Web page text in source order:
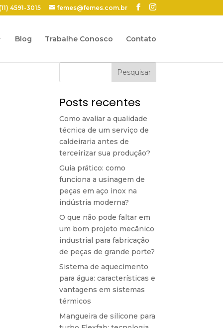
(11) 4591-3015 femes@femes.com.br
Blog Trabalhe Conosco Contato
Pesquisar
Posts recentes
Como avaliar a qualidade
técnica de um serviço de
caldeiraria antes de
terceirizar sua produção?
Guia prático: como
funciona a usinagem de
peças em aço inox na
indústria moderna?
O que não pode faltar em
um bom projeto mecânico
industrial para fabricação
de peças de grande porte?
Sistema de aquecimento
para água: características e
vantagens em sistemas
térmicos
Mangueira de silicone para